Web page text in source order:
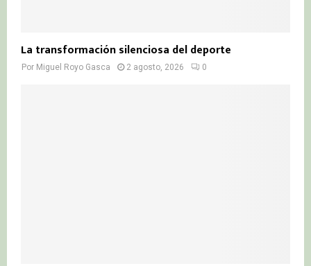
La transformación silenciosa del deporte
Por Miguel Royo Gasca 2 agosto, 2026 0